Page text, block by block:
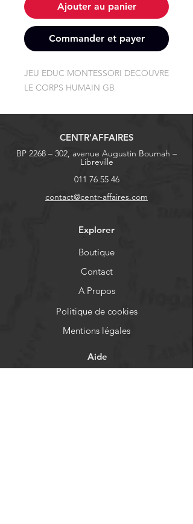
Ajouter au panier
Commander et payer
JEU EDUC MONTESSORI DECOUVRE
LE CORPS HUMAIN GB
CENTR'AFFAIRES
BP 2268 – 302, avenue Augustin Boumah –
Libreville
011 76 55 46
contact@centr-affaires.com
Explorer
Boutique
Contact
A Propos
Politique de cookies
Mentions légales
Aide